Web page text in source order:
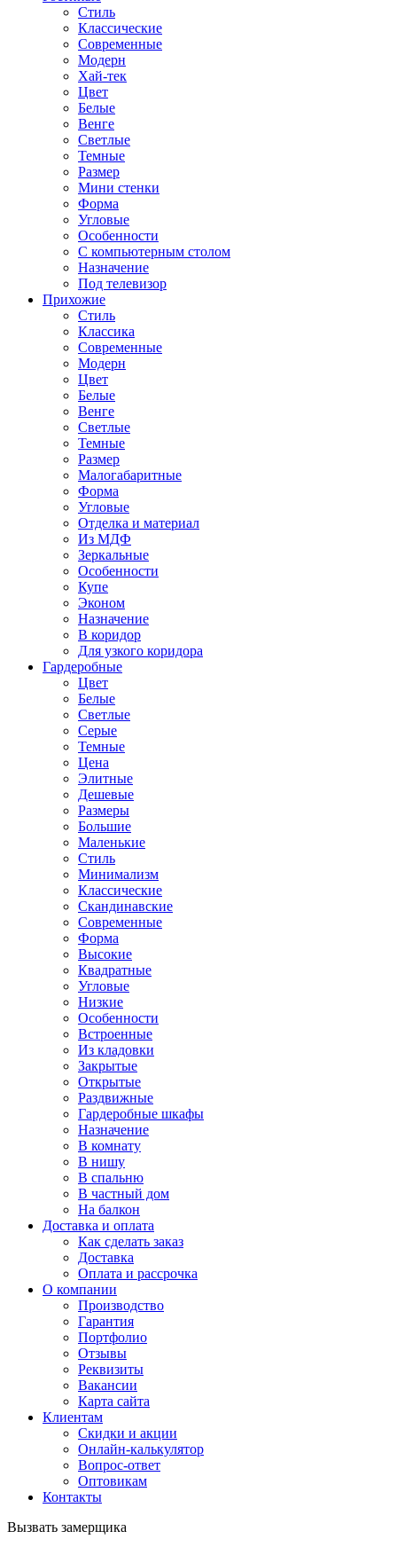
Стиль
Классические
Современные
Модерн
Хай-тек
Цвет
Белые
Венге
Светлые
Темные
Размер
Мини стенки
Форма
Угловые
Особенности
С компьютерным столом
Назначение
Под телевизор
Прихожие
Стиль
Классика
Современные
Модерн
Цвет
Белые
Венге
Светлые
Темные
Размер
Малогабаритные
Форма
Угловые
Отделка и материал
Из МДФ
Зеркальные
Особенности
Купе
Эконом
Назначение
В коридор
Для узкого коридора
Гардеробные
Цвет
Белые
Светлые
Серые
Темные
Цена
Элитные
Дешевые
Размеры
Большие
Маленькие
Стиль
Минимализм
Классические
Скандинавские
Современные
Форма
Высокие
Квадратные
Угловые
Низкие
Особенности
Встроенные
Из кладовки
Закрытые
Открытые
Раздвижные
Гардеробные шкафы
Назначение
В комнату
В нишу
В спальню
В частный дом
На балкон
Доставка и оплата
Как сделать заказ
Доставка
Оплата и рассрочка
О компании
Производство
Гарантия
Портфолио
Отзывы
Реквизиты
Вакансии
Карта сайта
Клиентам
Скидки и акции
Онлайн-калькулятор
Вопрос-ответ
Оптовикам
Контакты
Вызвать замерщика